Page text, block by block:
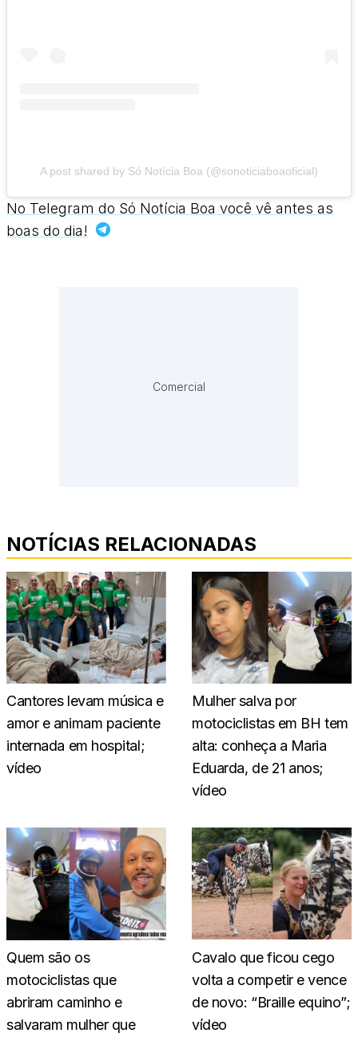
A post shared by Só Notícia Boa (@sonoticiaboaoficial)
No Telegram do Só Notícia Boa você vê antes as
boas do dia!
Comercial
NOTÍCIAS RELACIONADAS
Cantores levam música e
amor e animam paciente
internada em hospital;
vídeo
Mulher salva por
motociclistas em BH tem
alta: conheça a Maria
Eduarda, de 21 anos;
vídeo
Quem são os
motociclistas que
abriram caminho e
salvaram mulher que
Cavalo que ficou cego
volta a competir e vence
de novo: “Braille equino”;
vídeo